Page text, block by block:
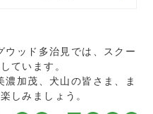
ウッド多治見では、スクー
ています。
加茂、犬山の皆さま、ま
しみましょう。